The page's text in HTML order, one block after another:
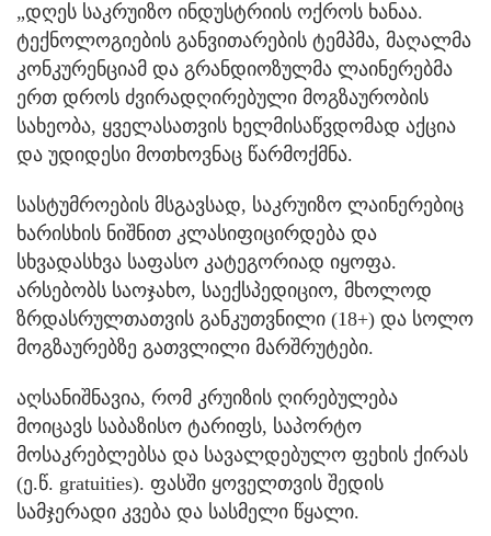
„დღეს საკრუიზო ინდუსტრიის ოქროს ხანაა.
ტექნოლოგიების განვითარების ტემპმა, მაღალმა
კონკურენციამ და გრანდიოზულმა ლაინერებმა
ერთ დროს ძვირადღირებული მოგზაურობის
სახეობა, ყველასათვის ხელმისაწვდომად აქცია
და უდიდესი მოთხოვნაც წარმოქმნა.
სასტუმროების მსგავსად, საკრუიზო ლაინერებიც
ხარისხის ნიშნით კლასიფიცირდება და
სხვადასხვა საფასო კატეგორიად იყოფა.
არსებობს საოჯახო, საექსპედიციო, მხოლოდ
ზრდასრულთათვის განკუთვნილი (18+) და სოლო
მოგზაურებზე გათვლილი მარშრუტები.
აღსანიშნავია, რომ კრუიზის ღირებულება
მოიცავს საბაზისო ტარიფს, საპორტო
მოსაკრებლებსა და სავალდებულო ფეხის ქირას
(ე.წ. gratuities). ფასში ყოველთვის შედის
სამჯერადი კვება და სასმელი წყალი.